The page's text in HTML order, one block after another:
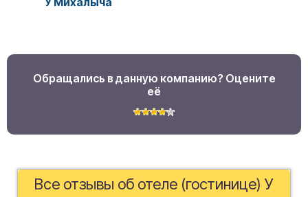
Обращались в данную компанию? Оцените
её
Все отзывы об отеле (гостинице) У